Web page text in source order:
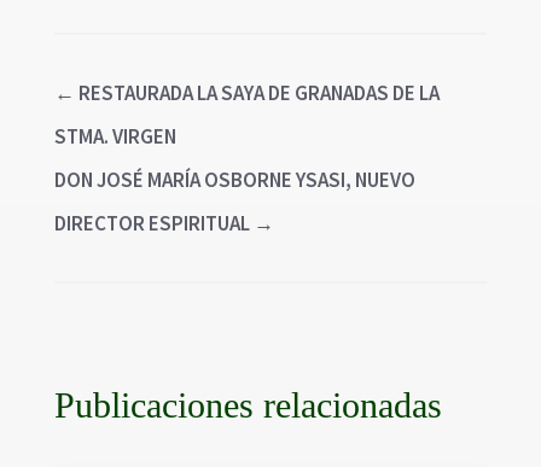
← RESTAURADA LA SAYA DE GRANADAS DE LA
STMA. VIRGEN
DON JOSÉ MARÍA OSBORNE YSASI, NUEVO
DIRECTOR ESPIRITUAL→
Publicaciones relacionadas